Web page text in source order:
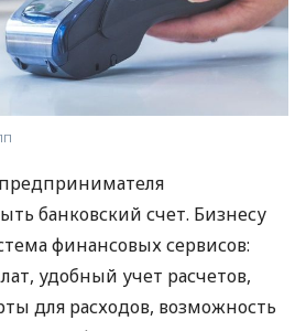
банковский счет. Бизнесу
финансовых сервисов:
удобный учет расчетов,
для расходов, возможность